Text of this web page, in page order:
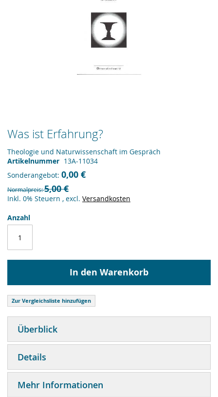
Was ist Erfahrung?
Theologie und Naturwissenschaft im Gespräch
Artikelnummer 13A-11034
Sonderangebot 0,00 €
Normalpreis 5,00 €
Inkl. 0% Steuern , excl. Versandkosten
Anzahl
In den Warenkorb
Zur Vergleichsliste hinzufügen
Zum
Anfang
der
Bildergalerie
springen
Überblick
Details
Mehr Informationen